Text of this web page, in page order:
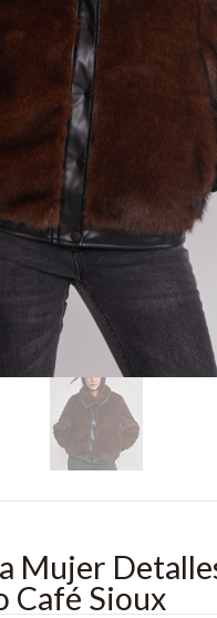
Mujer
Café Sioux